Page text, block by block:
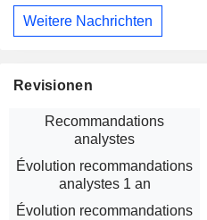
Weitere Nachrichten
Revisionen
Recommandations
analystes
Évolution recommandations
analystes 1 an
Évolution recommandations